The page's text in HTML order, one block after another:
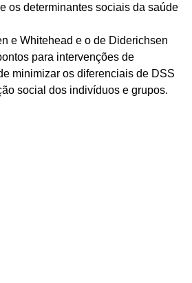
os determinantes sociais da saúde
e Whitehead e o de Diderichsen
para intervenções de
minimizar os diferenciais de DSS
social dos indivíduos e grupos.